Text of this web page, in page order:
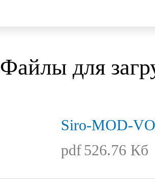
Файлы для
Siro-MOD-
pdf526.76 Кб